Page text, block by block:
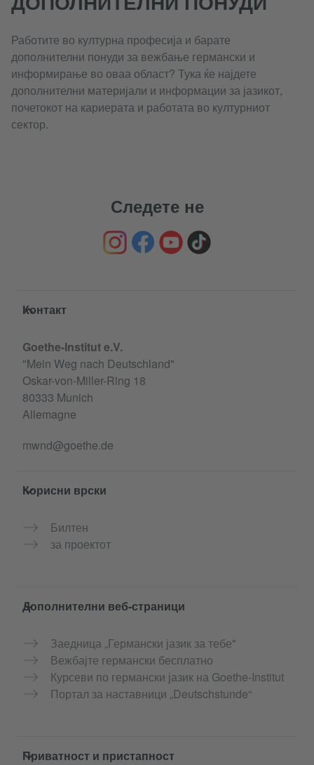
Работите во културна професија и барате
дополнителни понуди за вежбање германски и
информирање во оваа област? Тука ќе најдете
дополнителни материјали и информации за јазикот,
почетокот на кариерата и работата во културниот
сектор.
Следете не
Service- und Informationsbereich
Контакт
Goethe-Institut e.V.
"Mein Weg nach Deutschland"
Oskar-von-Miller-Ring 18
80333 Munich
Allemagne
mwnd@goethe.de
Корисни врски
Билтен
за проектот
Дополнителни веб-страници
Заедница „Германски јазик за тебе"
Вежбајте германски бесплатно
Курсеви по германски јазик на Goethe-Institut
Портал за наставници „Deutschstunde“
Приватност и пристапност